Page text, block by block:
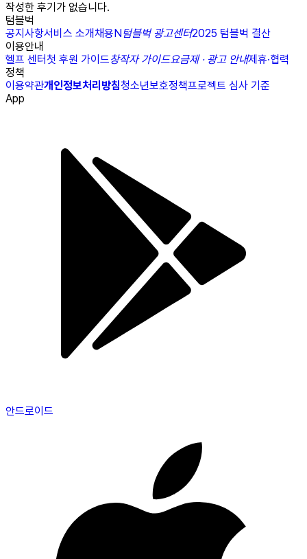
작성한 후기가 없습니다.
텀블벅
공지사항서비스 소개채용N텀블벅 광고센터2025 텀블벅 결산
이용안내
헬프 센터첫 후원 가이드창작자 가이드요금제 · 광고 안내제휴·협력
정책
이용약관개인정보처리방침청소년보호정책프로젝트 심사 기준
App
안드로이드